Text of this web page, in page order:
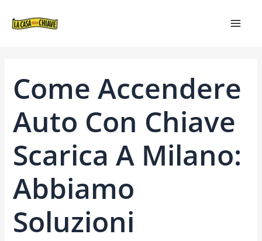
Come Accendere
Auto Con Chiave
Scarica A Milano:
Abbiamo
Soluzioni
ARTICOLI